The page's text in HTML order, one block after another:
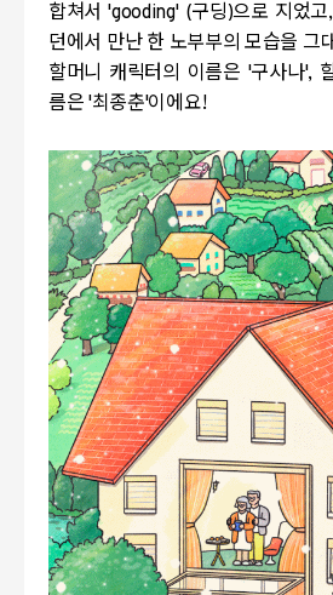
합쳐서 'gooding' (구딩)으로 지었고,
던에서 만난 한 노부부의 모습을 그
할머니 캐릭터의 이름은 '구사나',
름은 '최종춘'이에요!